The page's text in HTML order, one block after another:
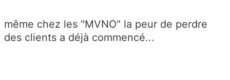
même chez les "MVNO" la peur de perdre
des clients a déjà commencé...